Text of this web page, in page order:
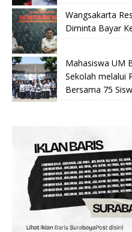
Wangsakarta
Diminta Bayar
Mahasiswa UM
Sekolah melalui
Bersama 75